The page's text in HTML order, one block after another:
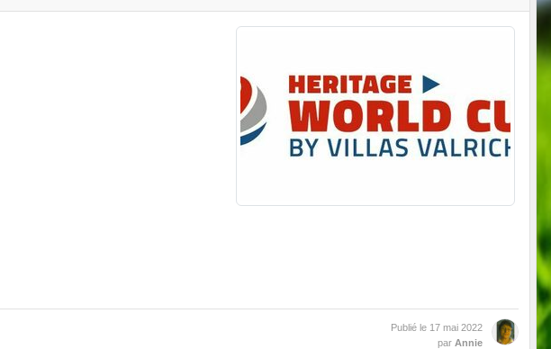
Publié le 17 mai 2022
par Annie